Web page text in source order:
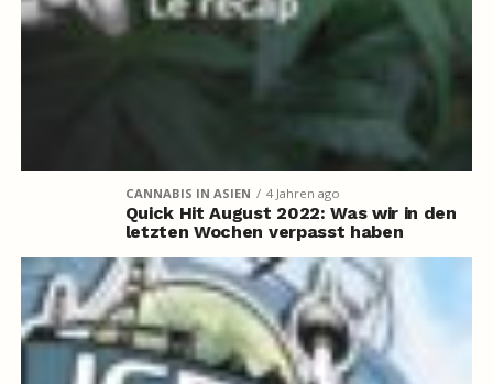
CANNABIS IN ASIEN 4 Jahren ago
Quick Hit August 2022: Was wir in den
letzten Wochen verpasst haben